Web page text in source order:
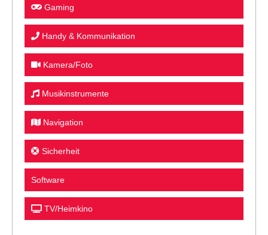
Gaming
Handy & Kommunikation
Kamera/Foto
Musikinstrumente
Navigation
Sicherheit
Software
TV/Heimkino